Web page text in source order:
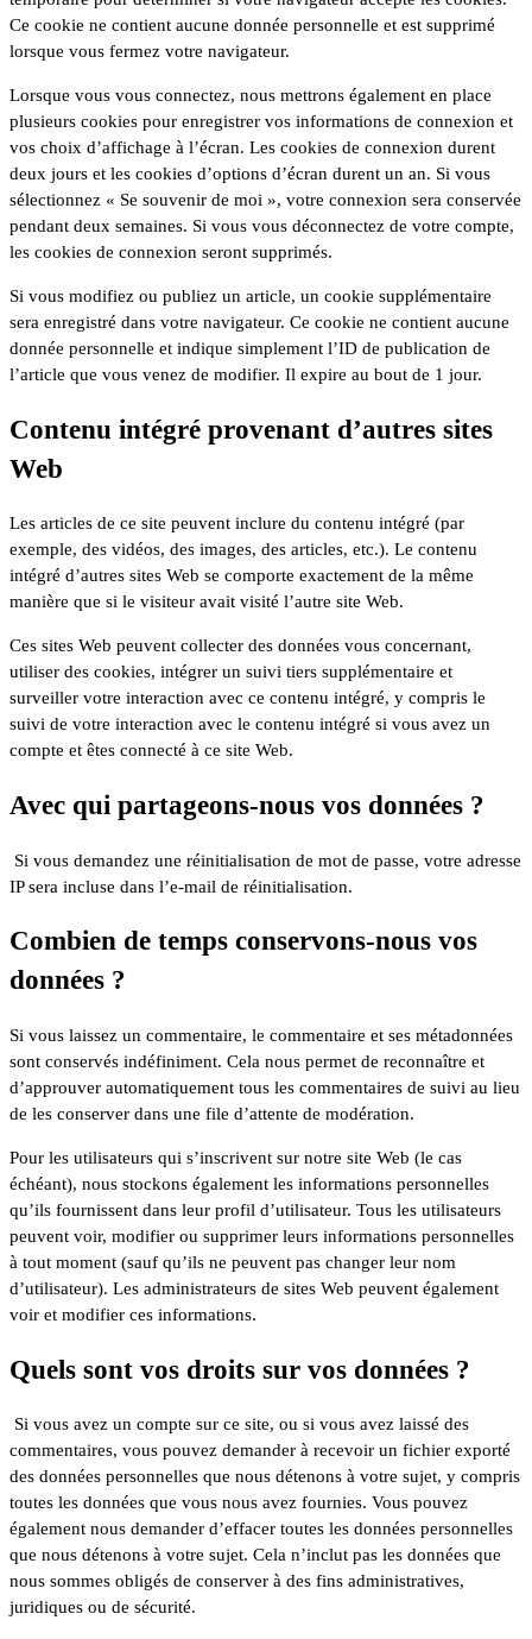
Ce cookie ne contient aucune donnée personnelle et est supprimé
lorsque vous fermez votre navigateur.
Lorsque vous vous connectez, nous mettrons également en place
plusieurs cookies pour enregistrer vos informations de connexion et
vos choix d’affichage à l’écran. Les cookies de connexion durent
deux jours et les cookies d’options d’écran durent un an. Si vous
sélectionnez « Se souvenir de moi », votre connexion sera conservée
pendant deux semaines. Si vous vous déconnectez de votre compte,
les cookies de connexion seront supprimés.
Si vous modifiez ou publiez un article, un cookie supplémentaire
sera enregistré dans votre navigateur. Ce cookie ne contient aucune
donnée personnelle et indique simplement l’ID de publication de
l’article que vous venez de modifier. Il expire au bout de 1 jour.
Contenu intégré provenant d’autres sites
Web
Les articles de ce site peuvent inclure du contenu intégré (par
exemple, des vidéos, des images, des articles, etc.). Le contenu
intégré d’autres sites Web se comporte exactement de la même
manière que si le visiteur avait visité l’autre site Web.
Ces sites Web peuvent collecter des données vous concernant,
utiliser des cookies, intégrer un suivi tiers supplémentaire et
surveiller votre interaction avec ce contenu intégré, y compris le
suivi de votre interaction avec le contenu intégré si vous avez un
compte et êtes connecté à ce site Web.
Avec qui partageons-nous vos données ?
Si vous demandez une réinitialisation de mot de passe, votre adresse
IP sera incluse dans l’e-mail de réinitialisation.
Combien de temps conservons-nous vos
données ?
Si vous laissez un commentaire, le commentaire et ses métadonnées
sont conservés indéfiniment. Cela nous permet de reconnaître et
d’approuver automatiquement tous les commentaires de suivi au lieu
de les conserver dans une file d’attente de modération.
Pour les utilisateurs qui s’inscrivent sur notre site Web (le cas
échéant), nous stockons également les informations personnelles
qu’ils fournissent dans leur profil d’utilisateur. Tous les utilisateurs
peuvent voir, modifier ou supprimer leurs informations personnelles
à tout moment (sauf qu’ils ne peuvent pas changer leur nom
d’utilisateur). Les administrateurs de sites Web peuvent également
voir et modifier ces informations.
Quels sont vos droits sur vos données ?
Si vous avez un compte sur ce site, ou si vous avez laissé des
commentaires, vous pouvez demander à recevoir un fichier exporté
des données personnelles que nous détenons à votre sujet, y compris
toutes les données que vous nous avez fournies. Vous pouvez
également nous demander d’effacer toutes les données personnelles
que nous détenons à votre sujet. Cela n’inclut pas les données que
nous sommes obligés de conserver à des fins administratives,
juridiques ou de sécurité.